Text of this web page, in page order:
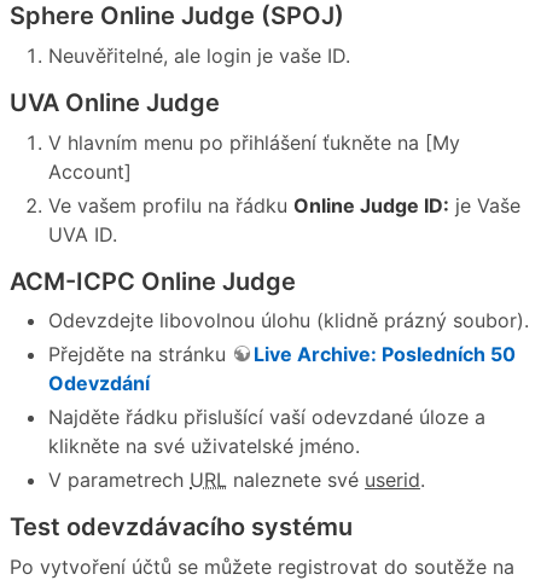
Sphere Online Judge (SPOJ)
Neuvěřitelné, ale login je vaše ID.
UVA Online Judge
V hlavním menu po přihlášení ťukněte na [My
Account]
Ve vašem profilu na řádku Online Judge ID: je Vaše
UVA ID.
ACM-ICPC Online Judge
Odevzdejte libovolnou úlohu (klidně prázný soubor).
Přejděte na stránku
Live Archive: Posledních 50
Odevzdání
Najděte řádku přislušící vaší odevzdané úloze a
klikněte na své uživatelské jméno.
V parametrech URL naleznete své userid.
Test odevzdávacího systému
Po vytvoření účtů se můžete registrovat do soutěže na